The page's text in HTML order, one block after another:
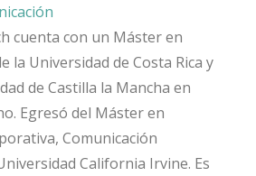
cuenta con un Máster en
la Universidad de Costa Rica y
de Castilla la Mancha en
Egresó del Máster en
Comunicación
California Irvine. Es